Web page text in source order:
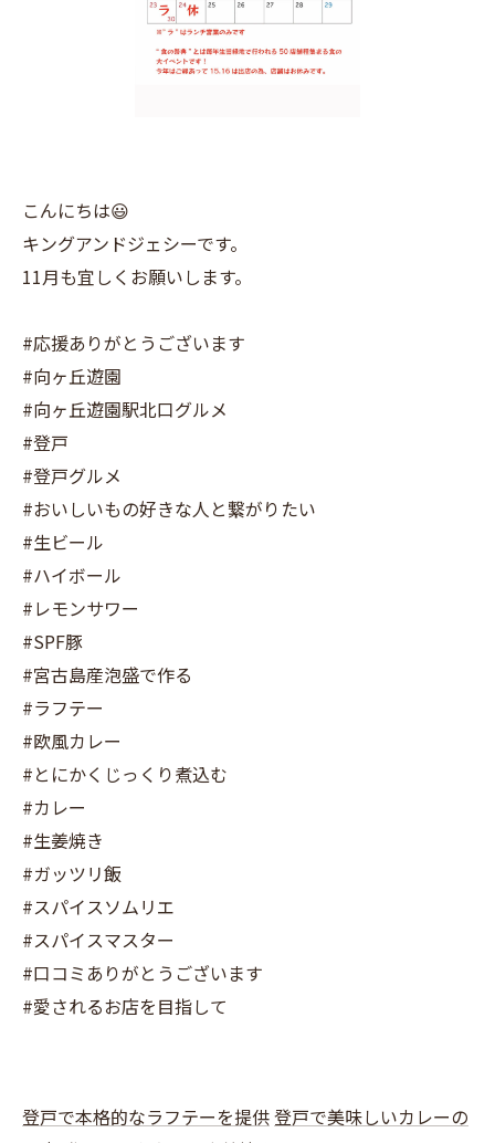
こんにちは😃
キングアンドジェシーです。
11月も宜しくお願いします。
#応援ありがとうございます
#向ヶ丘遊園
#向ヶ丘遊園駅北口グルメ
#登戸
#登戸グルメ
#おいしいもの好きな人と繋がりたい
#生ビール
#ハイボール
#レモンサワー
#SPF豚
#宮古島産泡盛で作る
#ラフテー
#欧風カレー
#とにかくじっくり煮込む
#カレー
#生姜焼き
#ガッツリ飯
#スパイスソムリエ
#スパイスマスター
#口コミありがとうございます
#愛されるお店を目指して
登戸で本格的なラフテーを提供登戸で美味しいカレーの